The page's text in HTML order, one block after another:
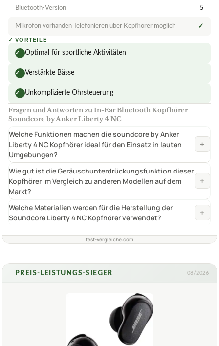
Bluetooth-Version 5
Mikrofon vorhanden Telefonieren über Kopfhörer möglich ✓
✓ VORTEILE
✓ Optimal für sportliche Aktivitäten
✓ Verstärkte Bässe
✓ Unkomplizierte Ohrsteuerung
Fragen und Antworten zu In-Ear Bluetooth Kopfhörer
Soundcore by Anker Liberty 4 NC
Welche Funktionen machen die soundcore by Anker
Liberty 4 NC Kopfhörer ideal für den Einsatz in lauten
Umgebungen?
+
Wie gut ist die Geräuschunterdrückungsfunktion dieser
Kopfhörer im Vergleich zu anderen Modellen auf dem
Markt?
+
Welche Materialien werden für die Herstellung der
Soundcore Liberty 4 NC Kopfhörer verwendet?
+
test-vergleiche.com
PREIS-LEISTUNGS-SIEGER 08/2026